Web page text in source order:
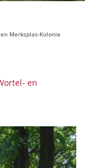
Merksplas-Kolonie
en